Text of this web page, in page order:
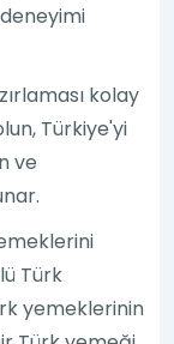
kolay
Türkiye'yi
ve
Türk
yemeklerinin